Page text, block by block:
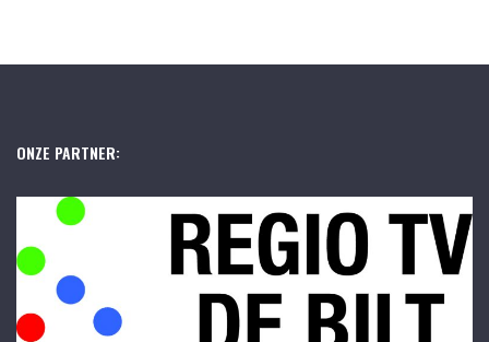
ONZE PARTNER: